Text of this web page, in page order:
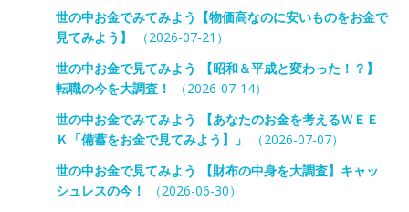
世の中お金でみてみよう【物価高なのに安いものをお金で
見てみよう】
（2026-07-21）
世の中お金で見てみよう 【昭和＆平成と変わった！？】
転職の今を大調査！
（2026-07-14）
世の中お金でみてみよう 【あなたのお金を考えるＷＥＥ
Ｋ「備蓄をお金で見てみよう】」
（2026-07-07）
世の中お金で見てみよう 【財布の中身を大調査】キャッ
シュレスの今！
（2026-06-30）